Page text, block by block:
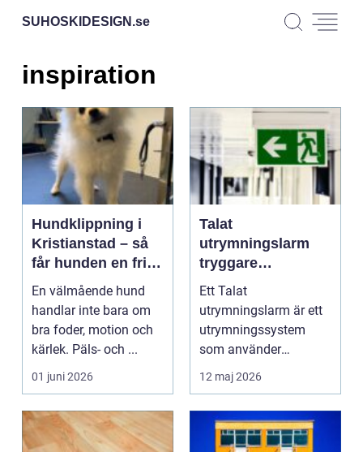
SUHOSKIDESIGN.se
inspiration
Hundklippning i
Kristianstad – så
får hunden en frisk
och lättskött päls
En välmående hund
handlar inte bara om
bra foder, motion och
kärlek. Päls- och ...
01 juni 2026
Talat
utrymningslarm
tryggare
utrymning med
tydliga
röstmeddelanden
Ett Talat
utrymningslarm är ett
utrymningssystem
som använder
förinspelade eller
direkta röstmeddela...
12 maj 2026